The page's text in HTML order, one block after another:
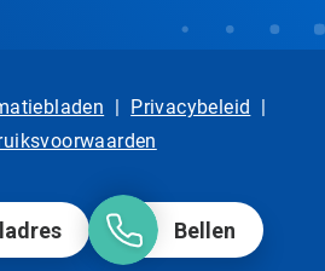
Bellen
| Privacybeleid |